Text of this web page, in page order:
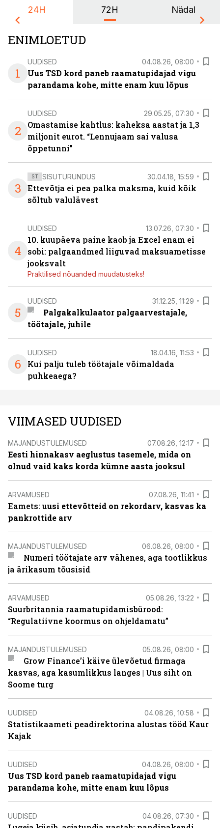
24H 72H Nädal
ENIMLOETUD
1
UUDISED 04.08.26, 08:00
Uus TSD kord paneb raamatupidajad vigu
parandama kohe, mitte enam kuu lõpus
2
UUDISED 29.05.25, 07:30
Omastamise kahtlus: kaheksa aastat ja 1,3
miljonit eurot. “Lennujaam sai valusa
õppetunni”
3
ST SISUTURUNDUS 30.04.18, 15:59
Ettevõtja ei pea palka maksma, kuid kõik
sõltub valulävest
4
UUDISED 13.07.26, 07:30
10. kuupäeva paine kaob ja Excel enam ei
sobi: palgaandmed liiguvad maksuametisse
jooksvalt
Praktilised nõuanded muudatusteks!
5
UUDISED 31.12.25, 11:29
Palgakalkulaator palgaarvestajale,
töötajale, juhile
6
UUDISED 18.04.16, 11:53
Kui palju tuleb töötajale võimaldada
puhkeaega?
VIIMASED UUDISED
MAJANDUSTULEMUSED 07.08.26, 12:17
Eesti hinnakasv aeglustus tasemele, mida on
olnud vaid kaks korda kümne aasta jooksul
ARVAMUSED 07.08.26, 11:41
Eamets: uusi ettevõtteid on rekordarv, kasvas ka
pankrottide arv
MAJANDUSTULEMUSED 06.08.26, 08:00
Numeri töötajate arv vähenes, aga tootlikkus
ja ärikasum tõusisid
ARVAMUSED 05.08.26, 13:22
Suurbritannia raamatupidamisbürood:
“Regulatiivne koormus on ohjeldamatu”
MAJANDUSTULEMUSED 05.08.26, 08:00
Grow Finance’i käive ülevõetud firmaga
kasvas, aga kasumlikkus langes | Uus siht on
Soome turg
UUDISED 04.08.26, 10:58
Statistikaameti peadirektorina alustas tööd Kaur
Kajak
UUDISED 04.08.26, 08:00
Uus TSD kord paneb raamatupidajad vigu
parandama kohe, mitte enam kuu lõpus
UUDISED 04.08.26, 07:30